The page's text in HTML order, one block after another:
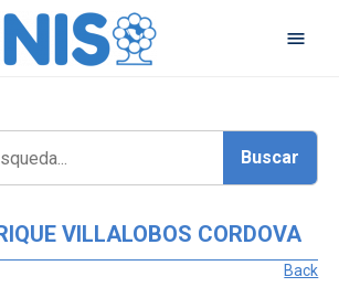
VILLALOBOS CORDOVA
Back